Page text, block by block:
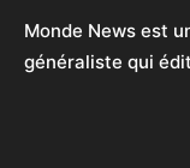
Monde News est
généraliste qui